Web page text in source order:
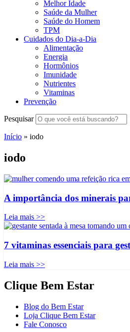
Melhor Idade
Saúde da Mulher
Saúde do Homem
TPM
Cuidados do Dia-a-Dia
Alimentação
Energia
Hormônios
Imunidade
Nutrientes
Vitaminas
Prevenção
Pesquisar
Início » iodo
iodo
A importância dos minerais
Leia mais >>
7 vitaminas essenciais para
Leia mais >>
Clique Bem Estar
Blog do Bem Estar
Loja Clique Bem Estar
Fale Conosco